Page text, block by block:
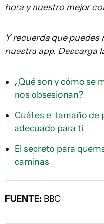
hora y nuestro mejor
Y recuerda que
nuestra app. Descarga
¿Qué son y cómo se
nos obsesionan?
Cuál es el tamaño
adecuado para ti
El secreto para
caminas
FUENTE: BBC